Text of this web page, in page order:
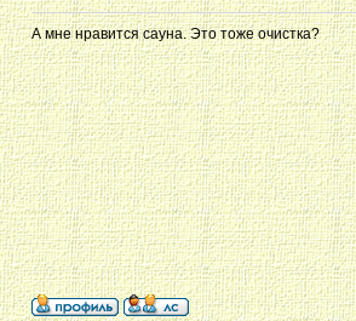
А мне нравится сауна. Это тоже очистка?